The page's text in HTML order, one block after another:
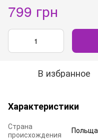
799 грн
В избранное
Характеристики
Страна
происхождения
Польща